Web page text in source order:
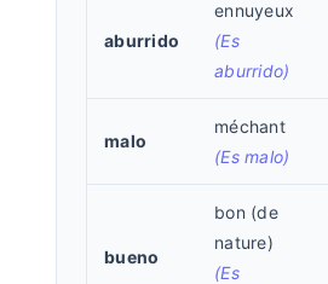
aburrido
ennuyeux
(Es
aburrido)
malo
méchant
(Es malo)
bueno
bon (de
nature)
(Es